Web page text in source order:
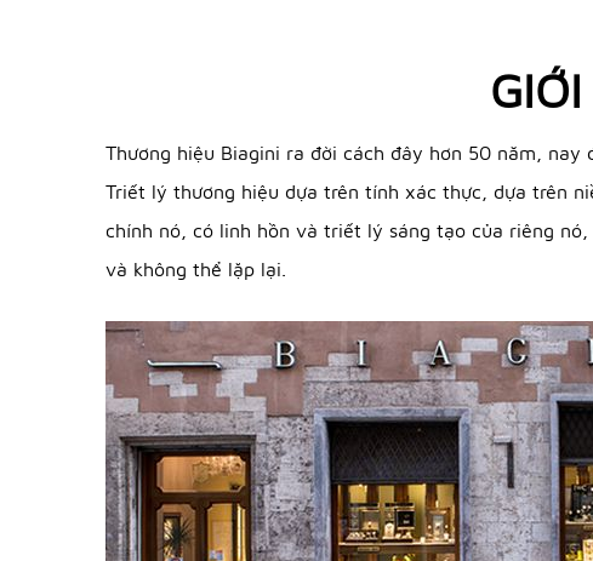
Thương hiệu Biagini ra đời cách đây hơn 50 năm,
Triết lý thương hiệu dựa trên tính xác thực, dựa trên
chính nó, có linh hồn và triết lý sáng tạo của riêng
và không thể lặp lại.